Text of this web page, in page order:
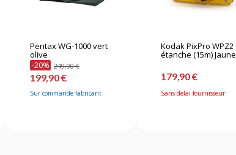
Pentax WG-1000 vert
olive
-20% 249,90 €
199,90 €
Sur commande fabricant
Kodak PixPro WPZ2
étanche (15m) Jaune
179,90 €
Sans délai fournisseur